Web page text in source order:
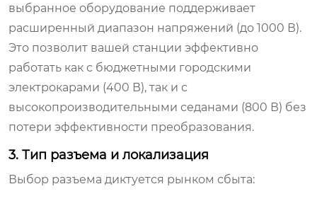
выбранное оборудование поддерживает
расширенный диапазон напряжений (до 1000 В).
Это позволит вашей станции эффективно
работать как с бюджетными городскими
электрокарами (400 В), так и с
высокопроизводительными седанами (800 В) без
потери эффективности преобразования.
3. Тип разъема и локализация
Выбор разъема диктуется рынком сбыта: